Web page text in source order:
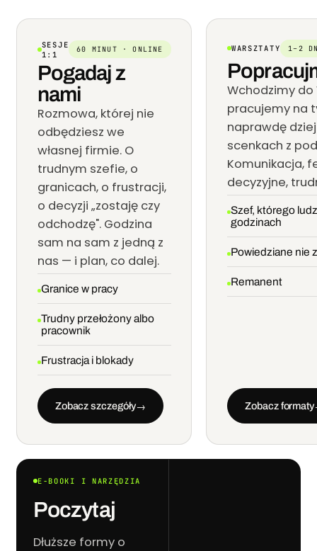
SESJE
1:1
60 MINUT · ONLINE
Pogadaj z
nami
Rozmowa, której nie
odbędziesz we
własnej firmie. O
trudnym szefie, o
granicach, o frustracji,
o decyzji „zostaję czy
odchodzę". Godzina
sam na sam z jedną z
nas — i plan, co dalej.
Granice w pracy
Trudny przełożony albo
pracownik
Frustracja i blokady
Zobacz szczegóły→
WARSZTATY 1–2
Wchodzimy
pracujemy na
naprawdę
scenkach z
Komunikacja,
decyzyjne,
Szef, którego
godzinach
Powiedziane nie
Remanent
Zobacz formaty
E-BOOKI I NARZĘDZIA
Poczytaj
Dłuższe formy o